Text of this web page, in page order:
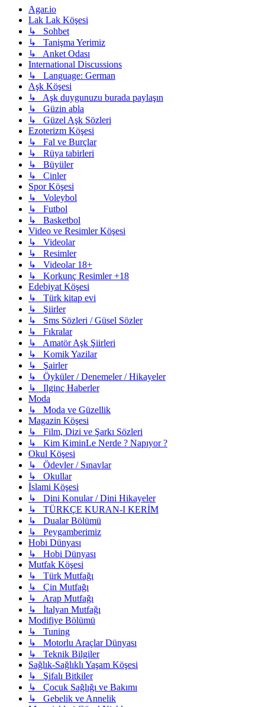
Agar.io
Lak Lak Köşesi
↳ Sohbet
↳ Tanişma Yerimiz
↳ Anket Odası
International Discussions
↳ Language: German
Aşk Köşesi
↳ Aşk duygunuzu burada paylaşın
↳ Güzin abla
↳ Güzel Aşk Sözleri
Ezoterizm Köşesi
↳ Fal ve Burçlar
↳ Rüya tabirleri
↳ Büyüler
↳ Cinler
Spor Köşesi
↳ Voleybol
↳ Futbol
↳ Basketbol
Video ve Resimler Köşesi
↳ Videolar
↳ Resimler
↳ Videolar 18+
↳ Korkunç Resimler +18
Edebiyat Köşesi
↳ Türk kitap evi
↳ Şiirler
↳ Sms Sözleri / Güsel Sözler
↳ Fıkralar
↳ Amatör Aşk Şiirleri
↳ Komik Yazilar
↳ Şairler
↳ Öyküler / Denemeler / Hikayeler
↳ Ilginç Haberler
Moda
↳ Moda ve Güzellik
Magazin Köşesi
↳ Film, Dizi ve Şarkı Sözleri
↳ Kim KiminLe Nerde ? Napıyor ?
Okul Köşesi
↳ Ödevler / Sınavlar
↳ Okullar
İslami Köşesi
↳ Dini Konular / Dini Hikayeler
↳ TÜRKÇE KURAN-I KERİM
↳ Dualar Bölümü
↳ Peygamberimiz
Hobi Dünyası
↳ Hobi Dünyası
Mutfak Köşesi
↳ Türk Mutfağı
↳ Çin Mutfağı
↳ Arap Mutfağı
↳ İtalyan Mutfağı
Modifiye Bölümü
↳ Tuning
↳ Motorlu Araçlar Dünyası
↳ Teknik Bilgiler
Sağlık-Sağlıklı Yaşam Köşesi
↳ Şifalı Bitkiler
↳ Çocuk Sağlığı ve Bakımı
↳ Gebelik ve Annelik